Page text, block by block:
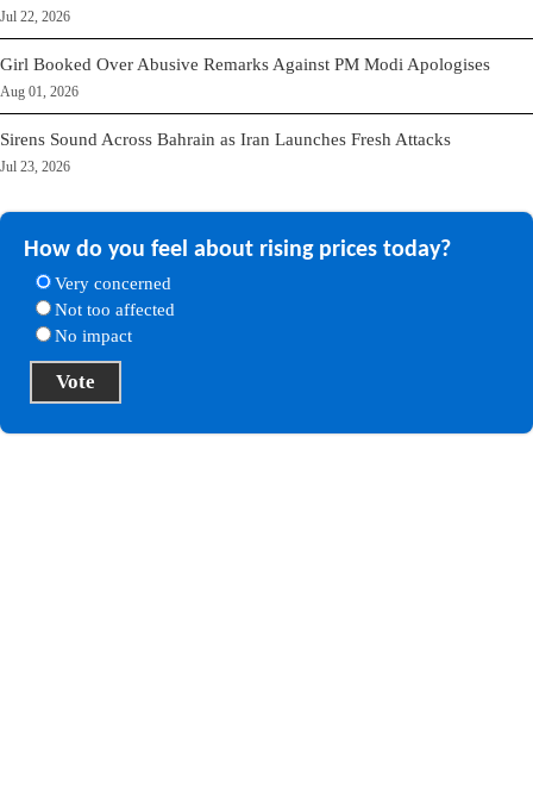
Jul 22, 2026
Girl Booked Over Abusive Remarks Against PM Modi Apologises
Aug 01, 2026
Sirens Sound Across Bahrain as Iran Launches Fresh Attacks
Jul 23, 2026
How do you feel about rising prices today?
Very concerned
Not too affected
No impact